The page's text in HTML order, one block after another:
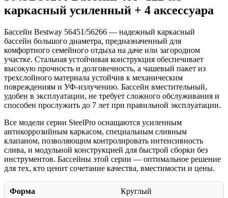
каркасный усиленный + 4 аксессуара
Бассейн Bestway 56451/56266 — надежный каркасный
бассейн большого диаметра, предназначенный для
комфортного семейного отдыха на даче или загородном
участке. Стальная устойчивая конструкция обеспечивает
высокую прочность и долговечность, а чашевый пакет из
трехслойного материала устойчив к механическим
повреждениям и УФ-излучению. Бассейн вместительный,
удобен в эксплуатации, не требует сложного обслуживания и
способен прослужить до 7 лет при правильной эксплуатации.
Все модели серии SteelPro оснащаются усиленным
антикоррозийным каркасом, специальным сливным
клапаном, позволяющим контролировать интенсивность
слива, и модульной конструкцией для быстрой сборки без
инструментов. Бассейны этой серии — оптимальное решение
для тех, кто ценит сочетание качества, вместимости и цены.
Форма Круглый